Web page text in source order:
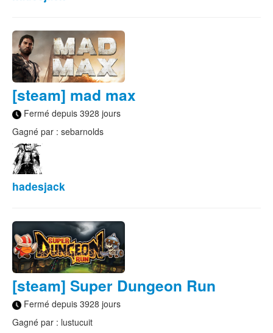
[steam] mad max
Fermé depuis 3928 jours
Gagné par : sebarnolds
hadesjack
[steam] Super Dungeon Run
Fermé depuis 3928 jours
Gagné par : lustucuit